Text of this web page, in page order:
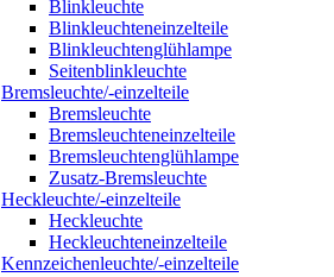
Blinkleuchte
Blinkleuchteneinzelteile
Blinkleuchtenglühlampe
Seitenblinkleuchte
Bremsleuchte/-einzelteile
Bremsleuchte
Bremsleuchteneinzelteile
Bremsleuchtenglühlampe
Zusatz-Bremsleuchte
Heckleuchte/-einzelteile
Heckleuchte
Heckleuchteneinzelteile
Kennzeichenleuchte/-einzelteile